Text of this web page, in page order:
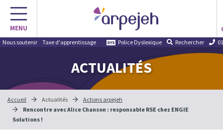
Aller
contenu
MENU
Nous soutenir Taxe d'apprentissage Police Dyslexique Rechercher
ACTUALITÉS
Accueil Actualités
Actions arpejeh
Rencontre avec Alice Chanson : responsable RSE chez ENGIE
Solutions !